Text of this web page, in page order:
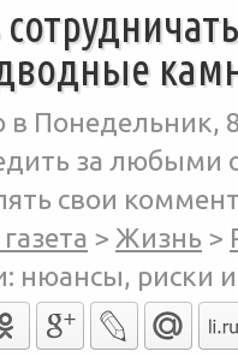
в Понедельник,
за любыми
свои
> Жизнь >
нюансы, риски